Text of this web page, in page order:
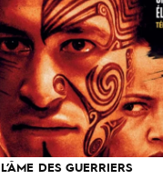
L’ÂME DES GUERRIERS